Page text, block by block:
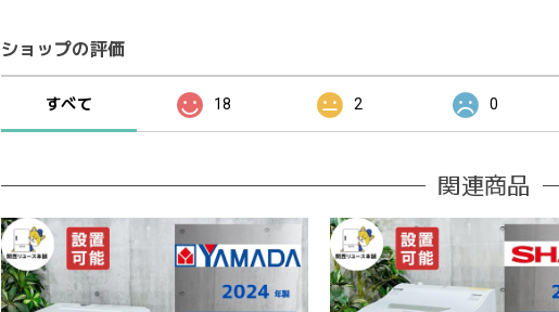
ショップの評価
すべて 18 2 0
関連商品